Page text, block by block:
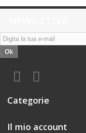
Ok
Categorie
Il mio account